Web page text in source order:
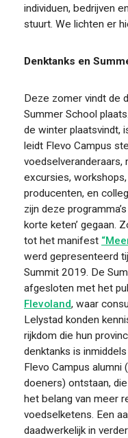
individuen, bedrijven
stuurt. We lichten er
Denktanks en
Deze zomer vindt de
Summer School
de winter plaatsvindt,
leidt Flevo Campus
voedselveranderaars,
excursies,
producenten, en
zijn deze
korte keten’ gegaan.
tot het manifest
werd gepresenteerd
Summit 2019. De
afgesloten met het
Flevoland, waar
Lelystad konden
rijkdom die hun
denktanks is
Flevo Campus alumni
doeners) ontstaan,
het belang van meer
voedselketens. Een
daadwerkelijk in